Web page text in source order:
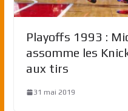
Playoffs 1993 :
assomme les
aux tirs
31 mai 2019